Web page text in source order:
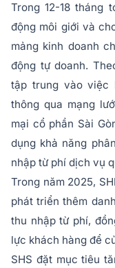
Trong 12-18 tháng
động môi giới và
mảng kinh doanh
động tự doanh.
tập trung vào việc
thông qua mạng
mại cổ phần Sài
dụng khả năng
nhập từ phí dịch vụ
Trong năm 2025,
phát triển thêm
thu nhập từ phí,
lực khách hàng để
SHS đặt mục tiêu